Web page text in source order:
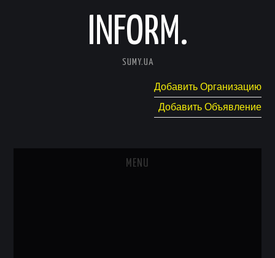
INFORM.
SUMY.UA
Добавить Организацию
Добавить Объявление
MENU